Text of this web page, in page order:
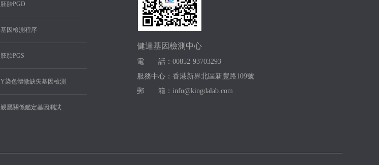
健達基因檢測中心
電 話：00852-93703293
服務中心：香港新界北區新豐路109號
郵 箱：info@kingdalab.com
胚胎PGD
基因檢測程序
胚胎PGS
Y染色體微缺失基因檢測
親屬關係鑑定基因測試